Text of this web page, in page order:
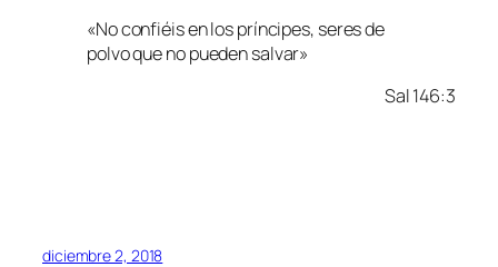
«No confiéis en los príncipes, seres de
polvo que no pueden salvar»
Sal 146:3
diciembre 2, 2018